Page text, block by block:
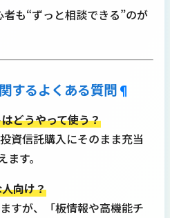
も“ずっと相談できる”のが
するよくある質問¶
どうやって使う？
資信託購入にそのまま充当
す。
向け？
すが、「板情報や高機能チ